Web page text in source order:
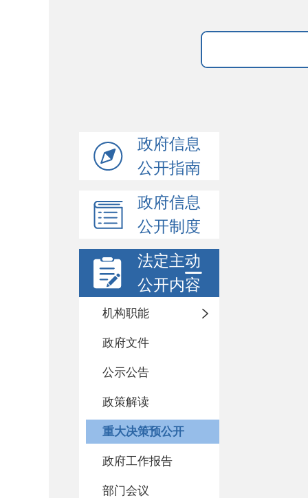
政府信息
公开指南
政府信息
公开制度
法定主动
公开内容
机构职能
政府文件
公示公告
政策解读
重大决策预公开
政府工作报告
部门会议